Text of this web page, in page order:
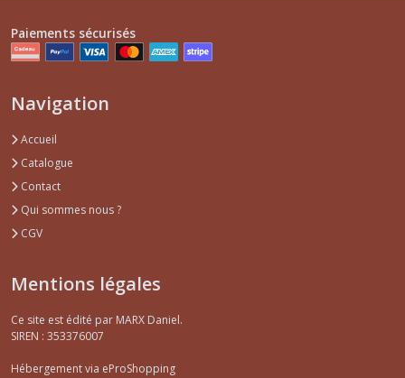
Paiements sécurisés
Navigation
Accueil
Catalogue
Contact
Qui sommes nous ?
CGV
Mentions légales
Ce site est édité par MARX Daniel.
SIREN : 353376007
Hébergement via eProShopping